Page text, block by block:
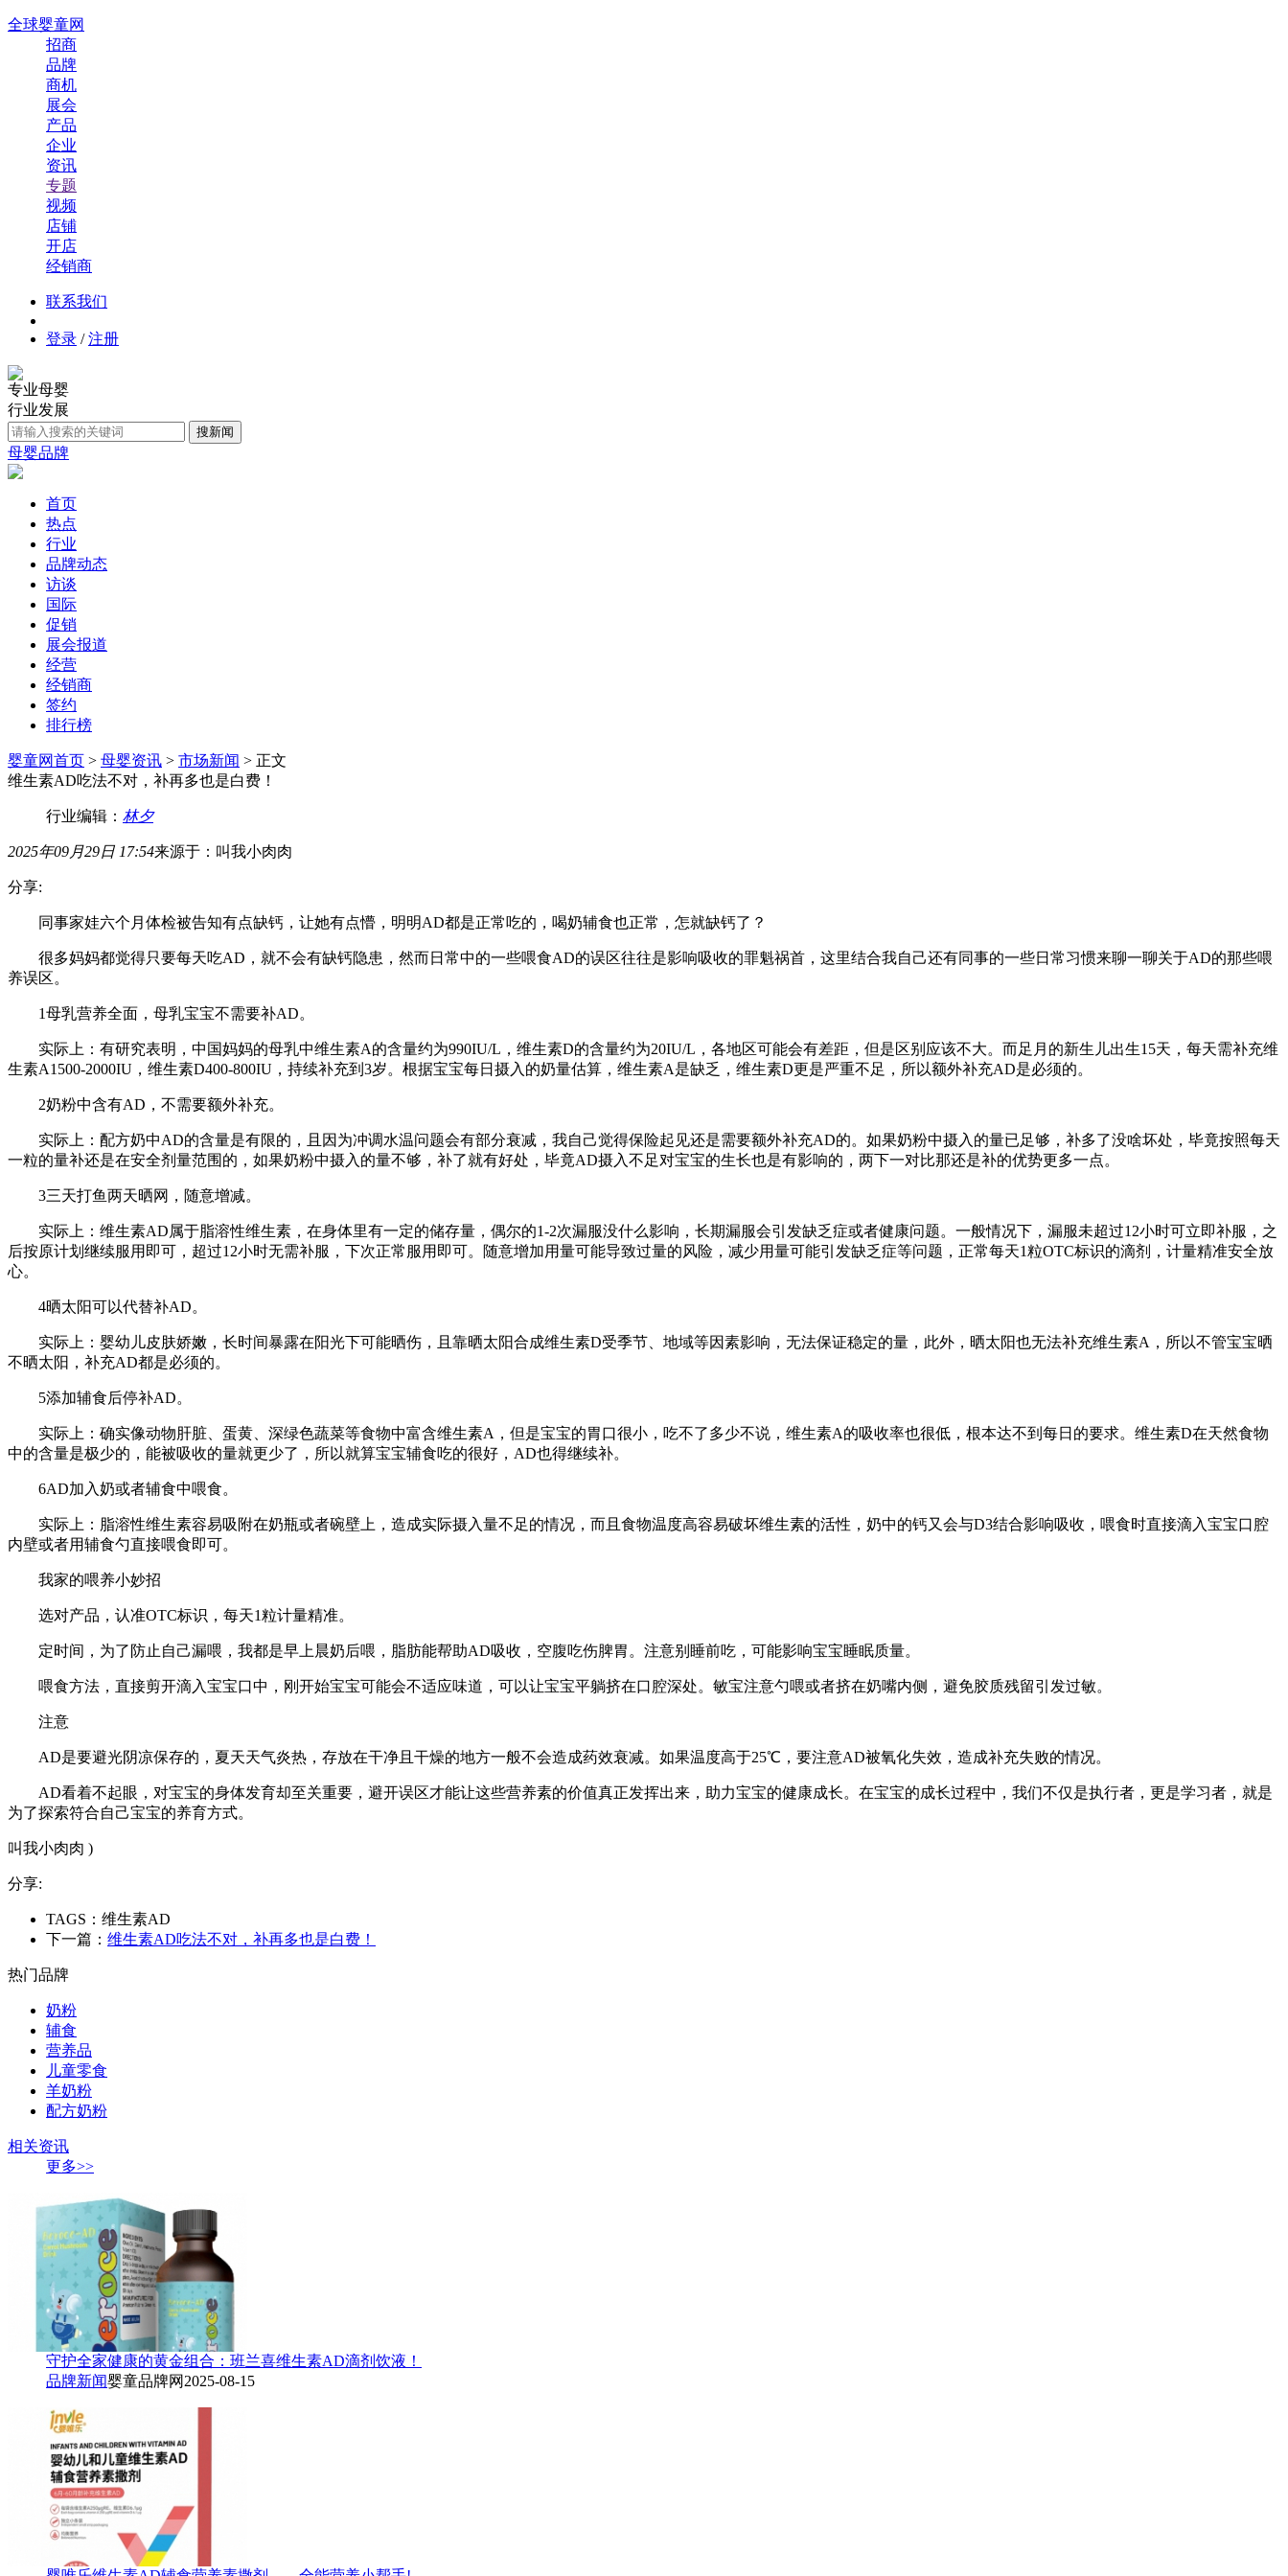
全球婴童网
招商
品牌
商机
展会
产品
企业
资讯
专题
视频
店铺
开店
经销商
联系我们
登录 /注册
专业母婴
行业发展
母婴品牌
首页
热点
行业
品牌动态
访谈
国际
促销
展会报道
经营
经销商
签约
排行榜
婴童网首页 > 母婴资讯 > 市场新闻 > 正文
维生素AD吃法不对，补再多也是白费！
行业编辑： 林夕
2025年09月29日 17:54来源于：叫我小肉肉
分享:
同事家娃六个月体检被告知有点缺钙，让她有点懵，明明AD都是正常吃的，喝奶辅食也正常，怎就缺钙了？
很多妈妈都觉得只要每天吃AD，就不会有缺钙隐患，然而日常中的一些喂食AD的误区往往是影响吸收的罪魁祸首，这里结合我自己还有同事的一些日常习惯来聊一聊关于AD的那些喂
养误区。
1️母乳营养全面，母乳宝宝不需要补AD。
实际上：有研究表明，中国妈妈的母乳中维生素A的含量约为990IU/L，维生素D的含量约为20IU/L，各地区可能会有差距，但是区别应该不大。而足月的新生儿出生15天，每天需补充维
生素A1500-2000IU，维生素D400-800IU，持续补充到3岁。根据宝宝每日摄入的奶量估算，维生素A是缺乏，维生素D更是严重不足，所以额外补充AD是必须的。
2️奶粉中含有AD，不需要额外补充。
实际上：配方奶中AD的含量是有限的，且因为冲调水温问题会有部分衰减，我自己觉得保险起见还是需要额外补充AD的。如果奶粉中摄入的量已足够，补多了没啥坏处，毕竟按照每天
一粒的量补还是在安全剂量范围的，如果奶粉中摄入的量不够，补了就有好处，毕竟AD摄入不足对宝宝的生长也是有影响的，两下一对比那还是补的优势更多一点。
3️三天打鱼两天晒网，随意增减。
实际上：维生素AD属于脂溶性维生素，在身体里有一定的储存量，偶尔的1-2次漏服没什么影响，长期漏服会引发缺乏症或者健康问题。一般情况下，漏服未超过12小时可立即补服，之
后按原计划继续服用即可，超过12小时无需补服，下次正常服用即可。随意增加用量可能导致过量的风险，减少用量可能引发缺乏症等问题，正常每天1粒OTC标识的滴剂，计量精准安全放
心。
4️晒太阳可以代替补AD。
实际上：婴幼儿皮肤娇嫩，长时间暴露在阳光下可能晒伤，且靠晒太阳合成维生素D受季节、地域等因素影响，无法保证稳定的量，此外，晒太阳也无法补充维生素A，所以不管宝宝晒
不晒太阳，补充AD都是必须的。
5️添加辅食后停补AD。
实际上：确实像动物肝脏、蛋黄、深绿色蔬菜等食物中富含维生素A，但是宝宝的胃口很小，吃不了多少不说，维生素A的吸收率也很低，根本达不到每日的要求。维生素D在天然食物
中的含量是极少的，能被吸收的量就更少了，所以就算宝宝辅食吃的很好，AD也得继续补。
6️AD加入奶或者辅食中喂食。
实际上：脂溶性维生素容易吸附在奶瓶或者碗壁上，造成实际摄入量不足的情况，而且食物温度高容易破坏维生素的活性，奶中的钙又会与D3结合影响吸收，喂食时直接滴入宝宝口腔
内壁或者用辅食勺直接喂食即可。
我家的喂养小妙招
选对产品，认准OTC标识，每天1粒计量精准。
定时间，为了防止自己漏喂，我都是早上晨奶后喂，脂肪能帮助AD吸收，空腹吃伤脾胃。注意别睡前吃，可能影响宝宝睡眠质量。
喂食方法，直接剪开滴入宝宝口中，刚开始宝宝可能会不适应味道，可以让宝宝平躺挤在口腔深处。敏宝注意勺喂或者挤在奶嘴内侧，避免胶质残留引发过敏。
注意
AD是要避光阴凉保存的，夏天天气炎热，存放在干净且干燥的地方一般不会造成药效衰减。如果温度高于25℃，要注意AD被氧化失效，造成补充失败的情况。
AD看着不起眼，对宝宝的身体发育却至关重要，避开误区才能让这些营养素的价值真正发挥出来，助力宝宝的健康成长。在宝宝的成长过程中，我们不仅是执行者，更是学习者，就是
为了探索符合自己宝宝的养育方式。
叫我小肉肉 )
分享:
TAGS：维生素AD
下一篇： 维生素AD吃法不对，补再多也是白费！
热门品牌
奶粉
辅食
营养品
儿童零食
羊奶粉
配方奶粉
相关资讯
更多>>
守护全家健康的黄金组合：班兰喜维生素AD滴剂饮液！
品牌新闻婴童品牌网 2025-08-15